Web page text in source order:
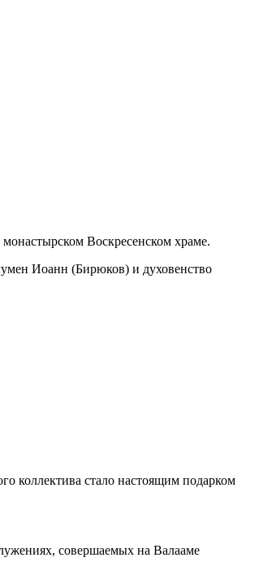
Воскресенском храме.
Иоанн (Бирюков) и духовенство
коллектива стало настоящим подарком
совершаемых на Валааме